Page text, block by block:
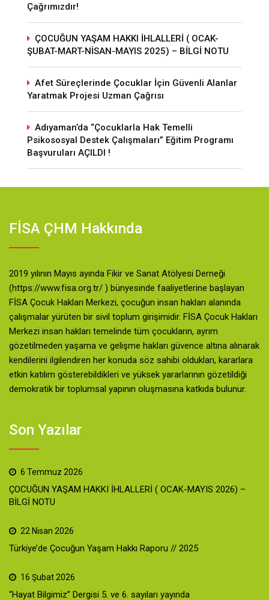
Çağrımızdır!
ÇOCUĞUN YAŞAM HAKKI İHLALLERİ ( OCAK-
ŞUBAT-MART-NİSAN-MAYIS 2025) – BİLGİ NOTU
Afet Süreçlerinde Çocuklar İçin Güvenli Alanlar
Yaratmak Projesi Uzman Çağrısı
Adıyaman’da “Çocuklarla Hak Temelli
Psikososyal Destek Çalışmaları” Eğitim Programı
Başvuruları AÇILDI !
FİSA ÇHM Hakkında
2019 yılının Mayıs ayında Fikir ve Sanat Atölyesi Derneği
(https://www.fisa.org.tr/ ) bünyesinde faaliyetlerine başlayan
FİSA Çocuk Hakları Merkezi, çocuğun insan hakları alanında
çalışmalar yürüten bir sivil toplum girişimidir. FİSA Çocuk Hakları
Merkezi insan hakları temelinde tüm çocukların, ayrım
gözetilmeden yaşama ve gelişme hakları güvence altına alınarak
kendilerini ilgilendiren her konuda söz sahibi oldukları, kararlara
etkin katılım gösterebildikleri ve yüksek yararlarının gözetildiği
demokratik bir toplumsal yapının oluşmasına katkıda bulunur.
Son Yazılar
6 Temmuz 2026
ÇOCUĞUN YAŞAM HAKKI İHLALLERİ ( OCAK-MAYIS 2026) –
BİLGİ NOTU
22 Nisan 2026
Türkiye’de Çocuğun Yaşam Hakkı Raporu // 2025
16 Şubat 2026
“Hayat Bilgimiz” Dergisi 5. ve 6. sayıları yayında